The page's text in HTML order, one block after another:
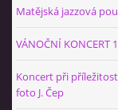
© 2026 eStránky.cz
Matějská jazzová
VÁNOČNÍ KONCERT
Koncert při
foto J. Čep